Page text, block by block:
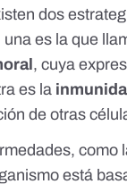
dos
es la que
, cuya
es la
de otras
como
está